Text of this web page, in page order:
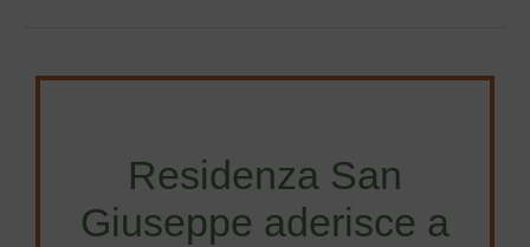
Residenza San
Giuseppe aderisce a